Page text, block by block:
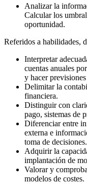
Analizar la
Calcular los
oportunidad.
Referidos a habilidades,
Interpretar
cuentas anuales
y hacer
Delimitar la
financiera.
Distinguir con
pago, sistemas de
Diferenciar entre
externa e
toma de decisiones.
Adquirir la
implantación de
Valorar y
modelos de costes.